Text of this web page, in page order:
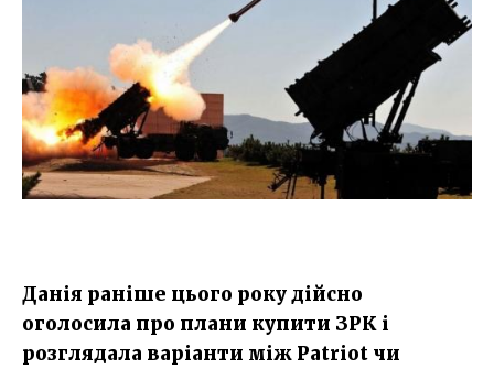
Данія раніше цього року дійсно
оголосила про плани купити ЗРК і
розглядала варіанти між Patriot чи